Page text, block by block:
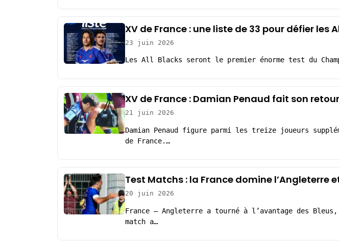
XV de France : une liste de 33 pour défier les
23 juin 2026
Les All Blacks seront le premier énorme test du
XV de France : Damian Penaud fait son
21 juin 2026
Damian Penaud figure parmi les treize joueurs
de France.…
Test Matchs : la France domine
20 juin 2026
France – Angleterre a tourné à l’avantage des
match a…